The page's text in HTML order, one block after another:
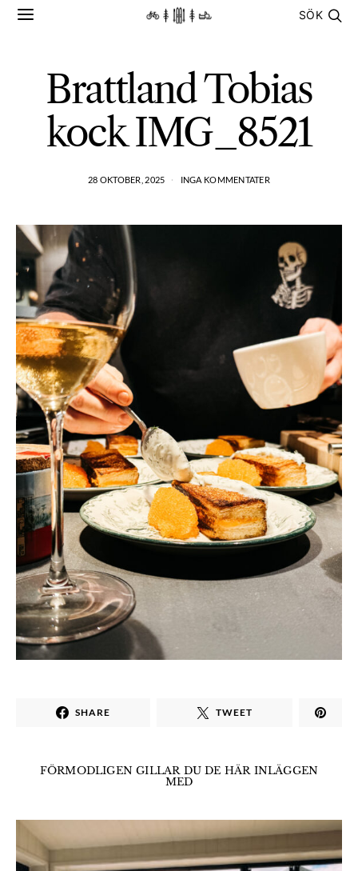
SÖK
Brattland Tobias
kock IMG_8521
28 OKTOBER, 2025 INGA KOMMENTATER
SHARE TWEET
FÖRMODLIGEN GILLAR DU DE HÄR INLÄGGEN
MED